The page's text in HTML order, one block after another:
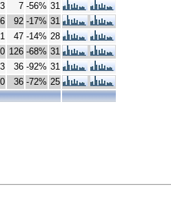
3 7 -56% 31
92 -17% 31
47 -14% 28
126 -68% 31
3 36 -92% 31
36 -72% 25